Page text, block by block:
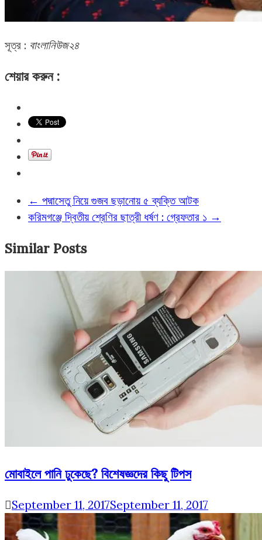
সূত্র : বাংলানিউজ২৪
শেয়ার করুন :
← পদ্মাসেতু নিয়ে গুজব ছড়ানোয় ৫ ব্যক্তি আটক
করিমগঞ্জে দ্বিতীয় শ্রেণির ছাত্রী ধর্ষণ : গ্রেফতার ১ →
Similar Posts
মোবাইলে পানি ঢুকেছে? বিশেষজ্ঞদের কিছু টিপস
September 11, 2017September 11, 2017